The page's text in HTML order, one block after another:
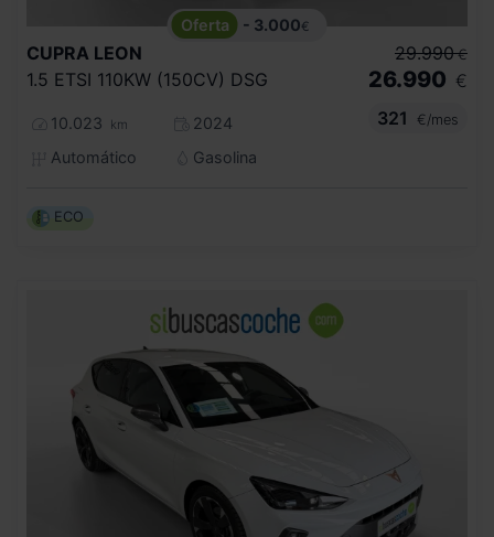
- 3.000€
CUPRA LEON
1.5 ETSI 110KW (150CV) DSG
10.023 km
2024
Automático
Gasolina
29.990 €
26.990 €
321
€/mes
ECO